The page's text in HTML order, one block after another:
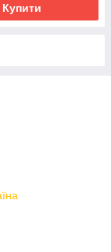
Купити